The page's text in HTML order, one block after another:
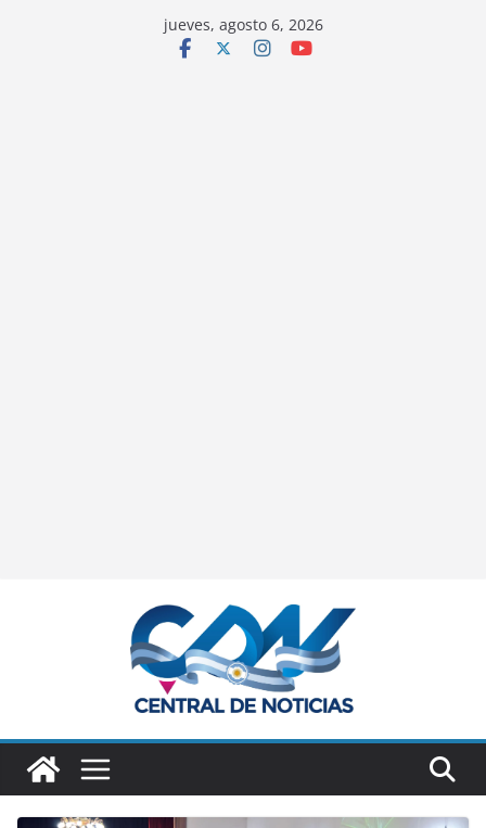
jueves, agosto 6, 2026